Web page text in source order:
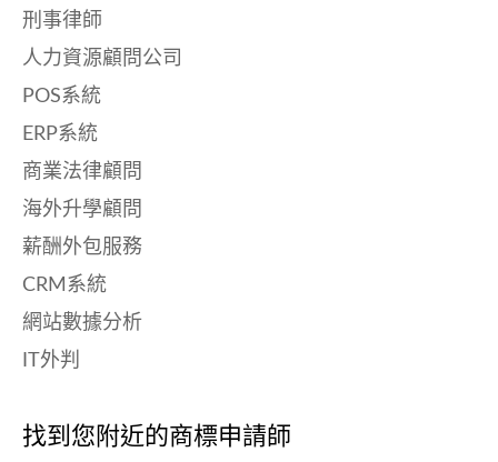
刑事律師
人力資源顧問公司
POS系統
ERP系統
商業法律顧問
海外升學顧問
薪酬外包服務
CRM系統
網站數據分析
IT外判
找到您附近的商標申請師